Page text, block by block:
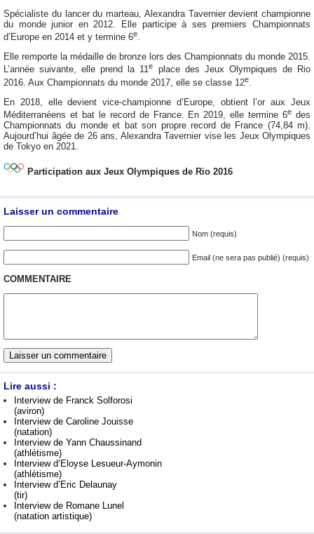
Spécialiste du lancer du marteau, Alexandra Tavernier devient championne
du monde junior en 2012. Elle participe à ses premiers Championnats
d’Europe en 2014 et y termine 6e.
Elle remporte la médaille de bronze lors des Championnats du monde 2015.
L’année suivante, elle prend la 11e
place des Jeux Olympiques de Rio
2016. Aux Championnats du monde 2017, elle se classe 12e
En 2018, elle devient vice-championne d’Europe, obtient l’or aux Jeux
Méditerranéens et bat le record de France. En 2019, elle termine 6e des
Championnats du monde et bat son propre record de France (74,84 m).
Aujourd’hui âgée de 26 ans, Alexandra Tavernier vise les Jeux Olympiques
de Tokyo en 2021.
Participation aux Jeux Olympiques de Rio 2016
Laisser un commentaire
Nom (requis)
Email (ne sera pas publié) (requis)
COMMENTAIRE
Lire aussi :
Interview de Franck Solforosi
(aviron)
Interview de Caroline Jouisse
(natation)
Interview de Yann Chaussinand
(athlétisme)
Interview d’Eloyse Lesueur-Aymonin
(athlétisme)
Interview d’Eric Delaunay
(tir)
Interview de Romane Lunel
(natation artistique)